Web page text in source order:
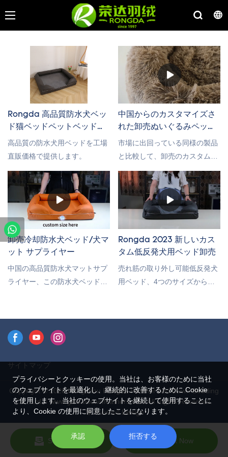
Rongda 高品質防水犬ベッ
ド猫ベッドペットベッド卸
売
高品質の防水犬用ベッドを工場
直販価格で提供します。
中国からのカスタマイズさ
れた卸売ぬいぐるみペット
クッション メーカー
市場に出回っている同様の製品
と比較して、卸売のカスタムペ
ット犬猫ベッドは、性能、品
質、外観などの点で比類のない
優れた利点があり、市場で高い
評価を得ています.Rongdaは過
去の製品の欠陥を要約し、継続
的にそれらを改善します。卸売
カスタム ペット犬猫ベッドの仕
卸売冷却防水犬ベッド/犬マ
ット サプライヤー
中国の高品質防水犬マットサプ
ライヤー、この防水犬ベッドは
めボール、隠しジッパーデザイ
ンが装備されており、分解して
お手入れが簡単です。カスタム
サイズ、カスタムパッケージ、
カスタムカラー、その他のサー
ビスを提供します。お問い合わ
せを歓迎します。
Rongda 2023 新しいカス
タム低反発犬用ベッド卸売
売れ筋の取り外し可能低反発犬
用ベッド、4つのサイズからお
のRongda犬用ベッドの卸売も
犬用ベッドの卸売
サイトマップ
Copyright © 2026 Hangzhou Rongda Feather And Down Bedding
Co., Ltd. - www.globaldownfeathers.com All Rights Reserved.
Design
Send Inquiry Chat Now
プライバシーとクッキーの使用。当社は、お客様のために当社
のウェブサイトを最適化し、継続的に改善するために Cookie
を使用します。当社のウェブサイトを継続して使用することに
より、Cookie の使用に同意したことになります。
承認 拒否する